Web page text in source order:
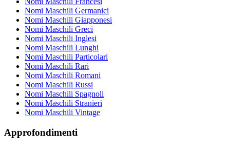
Nomi Maschili Germanici
Nomi Maschili Giapponesi
Nomi Maschili Greci
Nomi Maschili Inglesi
Nomi Maschili Lunghi
Nomi Maschili Particolari
Nomi Maschili Rari
Nomi Maschili Romani
Nomi Maschili Russi
Nomi Maschili Spagnoli
Nomi Maschili Stranieri
Nomi Maschili Vintage
Approfondimenti